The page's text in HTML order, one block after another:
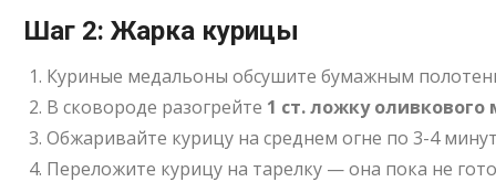
Шаг 2: Жарка курицы
Куриные медальоны обсушите бумажным
В сковороде разогрейте 1 ст. ложку оливкового
Обжаривайте курицу на среднем огне по 3-4
Переложите курицу на тарелку — она пока не